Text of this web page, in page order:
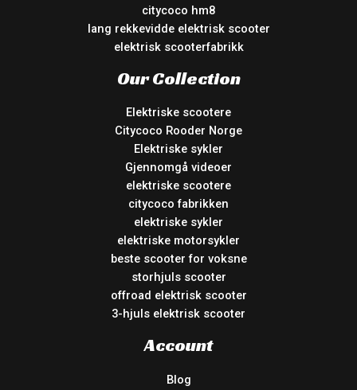
citycoco hm8
lang rekkevidde elektrisk scooter
elektrisk scooterfabrikk
Our Collection
Elektriske scootere
Citycoco Rooder Norge
Elektriske sykler
Gjennomgå videoer
elektriske scootere
citycoco fabrikken
elektriske sykler
elektriske motorsykler
beste scooter for voksne
storhjuls scooter
offroad elektrisk scooter
3-hjuls elektrisk scooter
Account
Blog